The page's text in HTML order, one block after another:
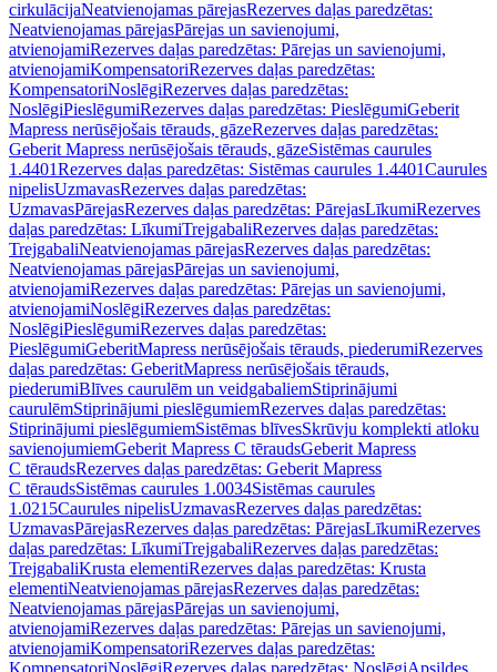
cirkulācijaNeatvienojamas pārejasRezerves daļas paredzētas:
Neatvienojamas pārejasPārejas un savienojumi,
atvienojamiRezerves daļas paredzētas: Pārejas un savienojumi,
atvienojamiKompensatoriRezerves daļas paredzētas:
KompensatoriNoslēgiRezerves daļas paredzētas:
NoslēgiPieslēgumiRezerves daļas paredzētas: PieslēgumiGeberit
Mapress nerūsējošais tērauds, gāzeRezerves daļas paredzētas:
Geberit Mapress nerūsējošais tērauds, gāzeSistēmas caurules
1.4401Rezerves daļas paredzētas: Sistēmas caurules 1.4401Caurules
nipelisUzmavasRezerves daļas paredzētas:
UzmavasPārejasRezerves daļas paredzētas: PārejasLīkumiRezerves
daļas paredzētas: LīkumiTrejgabaliRezerves daļas paredzētas:
TrejgabaliNeatvienojamas pārejasRezerves daļas paredzētas:
Neatvienojamas pārejasPārejas un savienojumi,
atvienojamiRezerves daļas paredzētas: Pārejas un savienojumi,
atvienojamiNoslēgiRezerves daļas paredzētas:
NoslēgiPieslēgumiRezerves daļas paredzētas:
PieslēgumiGeberitMapress nerūsējošais tērauds, piederumiRezerves
daļas paredzētas: GeberitMapress nerūsējošais tērauds,
piederumiBlīves caurulēm un veidgabaliemStiprinājumi
caurulēmStiprinājumi pieslēgumiemRezerves daļas paredzētas:
Stiprinājumi pieslēgumiemSistēmas blīvesSkrūvju komplekti atloku
savienojumiemGeberit Mapress C tēraudsGeberit Mapress
C tēraudsRezerves daļas paredzētas: Geberit Mapress
C tēraudsSistēmas caurules 1.0034Sistēmas caurules
1.0215Caurules nipelisUzmavasRezerves daļas paredzētas:
UzmavasPārejasRezerves daļas paredzētas: PārejasLīkumiRezerves
daļas paredzētas: LīkumiTrejgabaliRezerves daļas paredzētas:
TrejgabaliKrusta elementiRezerves daļas paredzētas: Krusta
elementiNeatvienojamas pārejasRezerves daļas paredzētas:
Neatvienojamas pārejasPārejas un savienojumi,
atvienojamiRezerves daļas paredzētas: Pārejas un savienojumi,
atvienojamiKompensatoriRezerves daļas paredzētas:
KompensatoriNoslēgiRezerves daļas paredzētas: NoslēgiApsildes